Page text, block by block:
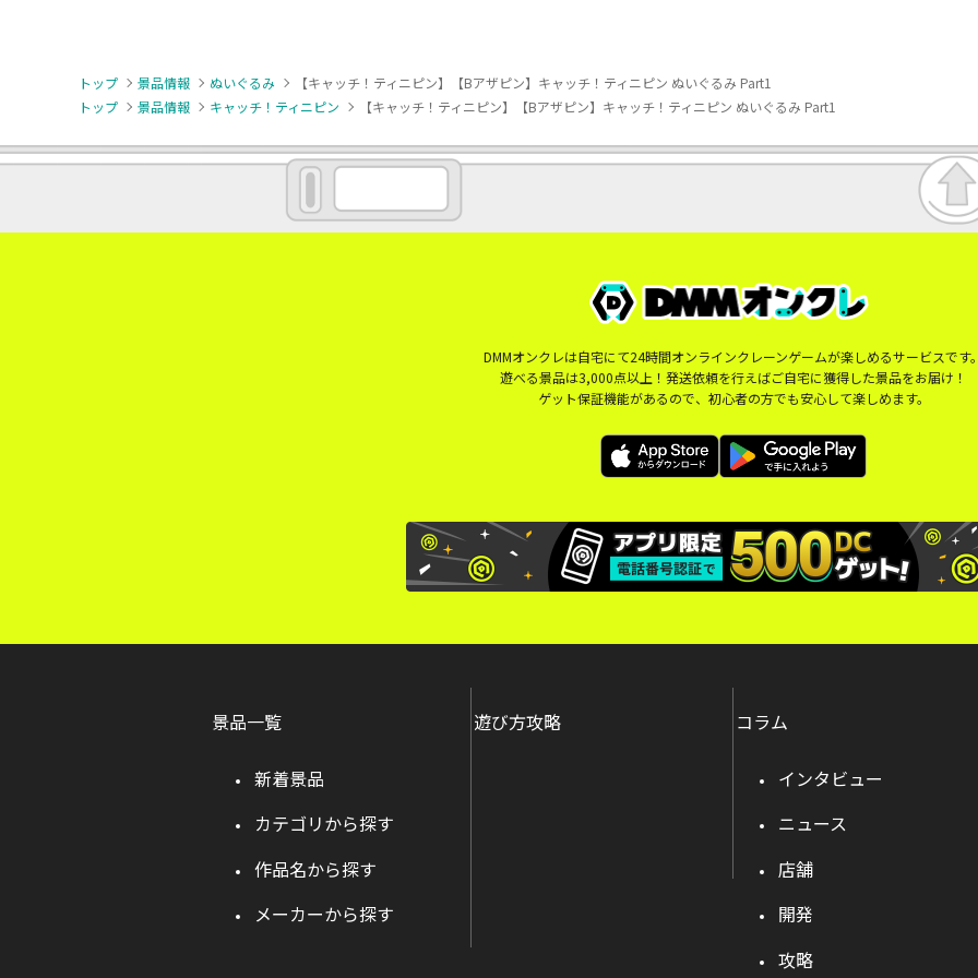
トップ 景品情報 ぬいぐるみ
【キャッチ！ティニピン】【Bアザピン】キャッチ！ティニピン ぬいぐるみ Part1
トップ
景品情報 キャッチ！ティニピン 【キャッチ！ティニピン】【Bアザピン】キャッチ！ティニピン ぬいぐるみ Part1
DMMオンクレは自宅にて24時間オンラインクレーンゲームが楽しめるサービスです
遊べる景品は3,000点以上！発送依頼を行えばご自宅に獲得した景品をお届け！
ゲット保証機能があるので、初心者の方でも安心して楽しめます。
景品一覧
新着景品
カテゴリから探す
作品名から探す
メーカーから探す
遊び方攻略 コラム
インタビュー
ニュース
店舗
開発
攻略